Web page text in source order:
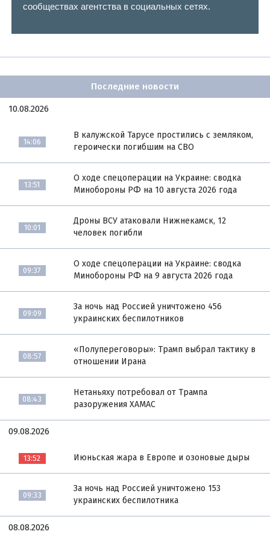
сообществах агентства в социальных сетях.
Последние новости
10.08.2026
14:06
В калужской Тарусе простились с земляком,
героически погибшим на СВО
13:51
О ходе спецоперации на Украине: сводка
Минобороны РФ на 10 августа 2026 года
10:01
Дроны ВСУ атаковали Нижнекамск, 12
человек погибли
09:37
О ходе спецоперации на Украине: сводка
Минобороны РФ на 9 августа 2026 года
09:09
За ночь над Россией уничтожено 456
украинских беспилотников
08:57
«Полупереговоры»: Трамп выбрал тактику в
отношении Ирана
08:43
Нетаньяху потребовал от Трампа
разоружения ХАМАС
09.08.2026
13:52 Июньская жара в Европе и озоновые дыры
09:33
За ночь над Россией уничтожено 153
украинских беспилотника
08.08.2026